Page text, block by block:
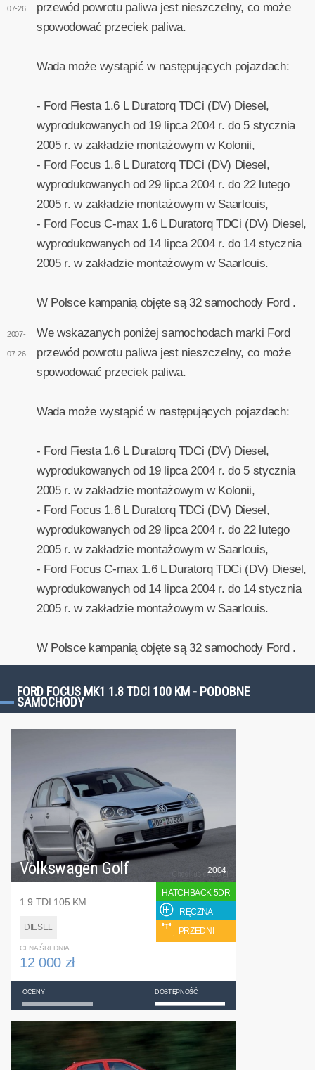
07-26
przewód powrotu paliwa jest nieszczelny, co może
spowodować przeciek paliwa.
Wada może wystąpić w następujących pojazdach:
- Ford Fiesta 1.6 L Duratorq TDCi (DV) Diesel,
wyprodukowanych od 19 lipca 2004 r. do 5 stycznia
2005 r. w zakładzie montażowym w Kolonii,
- Ford Focus 1.6 L Duratorq TDCi (DV) Diesel,
wyprodukowanych od 29 lipca 2004 r. do 22 lutego
2005 r. w zakładzie montażowym w Saarlouis,
- Ford Focus C-max 1.6 L Duratorq TDCi (DV) Diesel,
wyprodukowanych od 14 lipca 2004 r. do 14 stycznia
2005 r. w zakładzie montażowym w Saarlouis.
W Polsce kampanią objęte są 32 samochody Ford .
2007-
07-26
We wskazanych poniżej samochodach marki Ford
przewód powrotu paliwa jest nieszczelny, co może
spowodować przeciek paliwa.
Wada może wystąpić w następujących pojazdach:
- Ford Fiesta 1.6 L Duratorq TDCi (DV) Diesel,
wyprodukowanych od 19 lipca 2004 r. do 5 stycznia
2005 r. w zakładzie montażowym w Kolonii,
- Ford Focus 1.6 L Duratorq TDCi (DV) Diesel,
wyprodukowanych od 29 lipca 2004 r. do 22 lutego
2005 r. w zakładzie montażowym w Saarlouis,
- Ford Focus C-max 1.6 L Duratorq TDCi (DV) Diesel,
wyprodukowanych od 14 lipca 2004 r. do 14 stycznia
2005 r. w zakładzie montażowym w Saarlouis.
W Polsce kampanią objęte są 32 samochody Ford .
FORD FOCUS MK1 1.8 TDCI 100 KM - PODOBNE
SAMOCHODY
Volkswagen Golf
1.9 TDI 105 KM
DIESEL
2004
HATCHBACK 5DR
RĘCZNA
PRZEDNI
CENA ŚREDNIA
12 000 zł
OCENY DOSTĘPNOŚĆ